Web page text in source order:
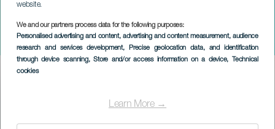
website.
We and our partners process data for the following purposes:
Personalised advertising and content, advertising and content measurement, audience
research and services development, Precise geolocation data, and identification
through device scanning, Store and/or access information on a device, Technical
cookies
Learn More →
Sentinel Cross-
Feierlichkeiten
LA PALMA
Imagen